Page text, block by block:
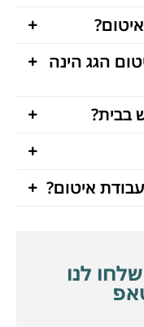
הגג הינה
בבית?
איטום?
לנו